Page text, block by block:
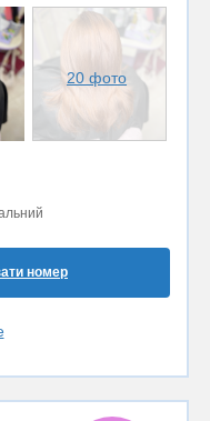
20 фото
номер